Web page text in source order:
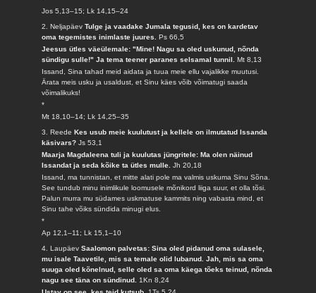
Jos 5,13–15; Lk 14,15–24
2. NeljapäevTulge ja vaadake Jumala tegusid, kes on kardetav
oma tegemistes inimlaste juures.Ps 66,5
Jeesus ütles väeülemale: "Mine! Nagu sa oled uskunud, nõnda
sündigu sulle!" Ja tema teener paranes selsamal tunnil.Mt 8,13
Issand, Sina tahad meid aidata ja tuua meie ellu vajalikke muutusi.
Ärata meis usku ja usaldust, et Sinu käes võib võimatugi saada
võimalikuks!
*
Mt 18,10–14; Lk 14,25–35
3. ReedeKes usub meie kuulutust ja kellele on ilmutatud Issanda
käsivars?Js 53,1
Maarja Magdaleena tuli ja kuulutas jüngritele: Ma olen näinud
Issandat ja seda kõike ta ütles mulle.Jh 20,18
Issand, ma tunnistan, et mitte alati pole ma valmis uskuma Sinu Sõna.
See tundub minu inimlikule loomusele mõnikord liiga suur, et olla tõsi.
Palun murra mu südames uskmatuse kammits ning vabasta mind, et
Sinu tahe võiks sündida minugi elus.
*
Ap 12,1–11; Lk 15,1–10
4. LaupäevSaalomon palvetas: Sina oled pidanud oma sulasele,
mu isale Taavetile, mis sa temale olid lubanud. Jah, mis sa oma
suuga oled kõnelnud, selle oled sa oma käega tõeks teinud, nõnda
nagu see täna on sündinud. 1Kn 8,24